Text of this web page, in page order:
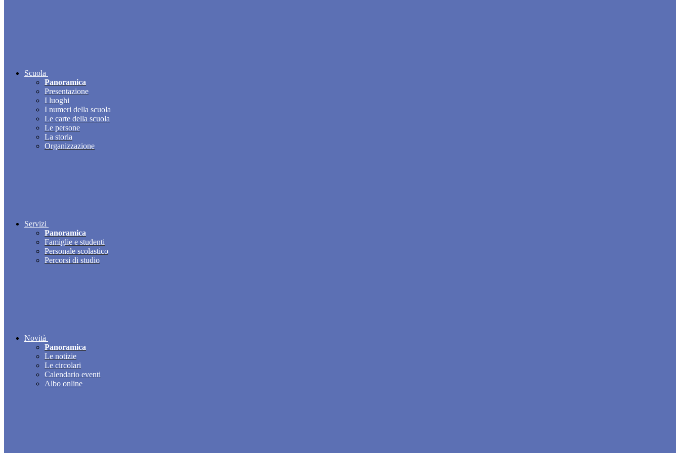
Scuola
Panoramica
Presentazione
I luoghi
I numeri della scuola
Le carte della scuola
Le persone
La storia
Organizzazione
Servizi
Panoramica
Famiglie e studenti
Personale scolastico
Percorsi di studio
Novità
Panoramica
Le notizie
Le circolari
Calendario eventi
Albo online